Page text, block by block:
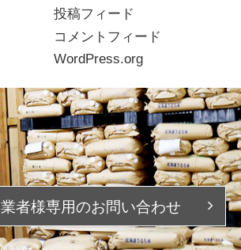
投稿フィード
コメントフィード
WordPress.org
業者様専用のお問い合わせ